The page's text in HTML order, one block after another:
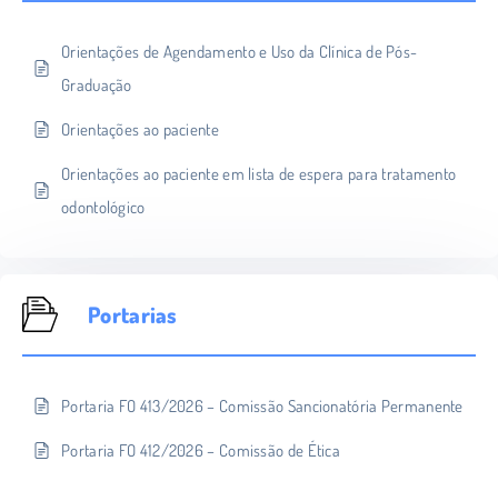
Orientações de Agendamento e Uso da Clínica de Pós-
Graduação
Orientações ao paciente
Orientações ao paciente em lista de espera para tratamento
odontológico
Portarias
Portaria FO 413/2026 – Comissão Sancionatória Permanente
Portaria FO 412/2026 – Comissão de Ética